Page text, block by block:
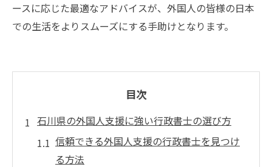
ースに応じた最適なアドバイスが、外国人の皆様の日本
での生活をよりスムーズにする手助けとなります。
目次
石川県の外国人支援に強い行政書士の選び方
信頼できる外国人支援の行政書士を見つけ
る方法